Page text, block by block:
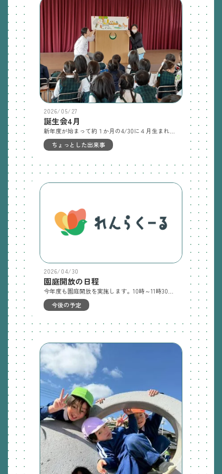
2026/05/27
誕生会4月
ちょっとした出来事
2026/04/30
園庭開放の日程
今後の予定